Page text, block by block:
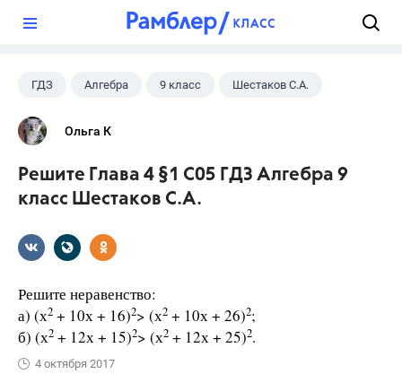
ГДЗ Алгебра 9 класс Шестаков С.А.
Ольга К
Решите Глава 4 §1 С05 ГДЗ Алгебра 9
класс Шестаков С.А.
Решите неравенство:
а) (х2 + 10х + 16)2> (х2 + 10х + 26)2;
б) (х2 + 12х + 15)2> (х2 + 12х + 25)2.
4 октября 2017